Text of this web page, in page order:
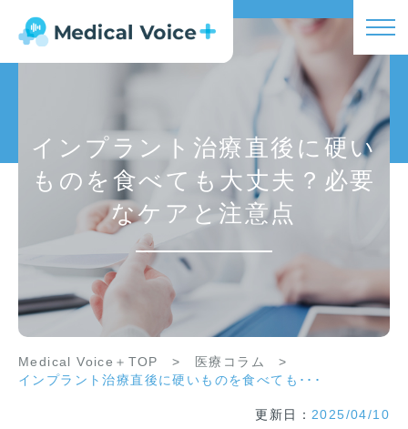
インプラント治療直後に硬い
ものを食べても大丈夫？必要
なケアと注意点
Medical Voice＋TOP > 医療コラム
>
インプラント治療直後に硬いものを食べても･･･
更新日： 2025/04/10